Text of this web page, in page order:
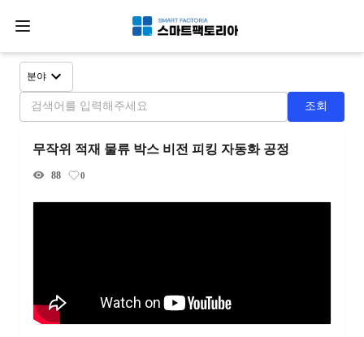
분야
조회
무작위 적재 물류 박스 비전 피킹 자동화 공정
88 0